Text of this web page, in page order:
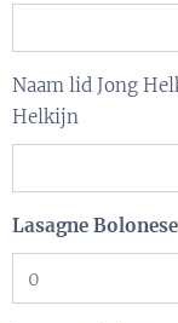
Naam lid Jong
Helkijn
Lasagne Bolonese